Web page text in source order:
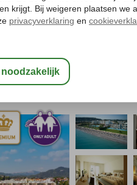
Geen fueltoeslag
& All Suites